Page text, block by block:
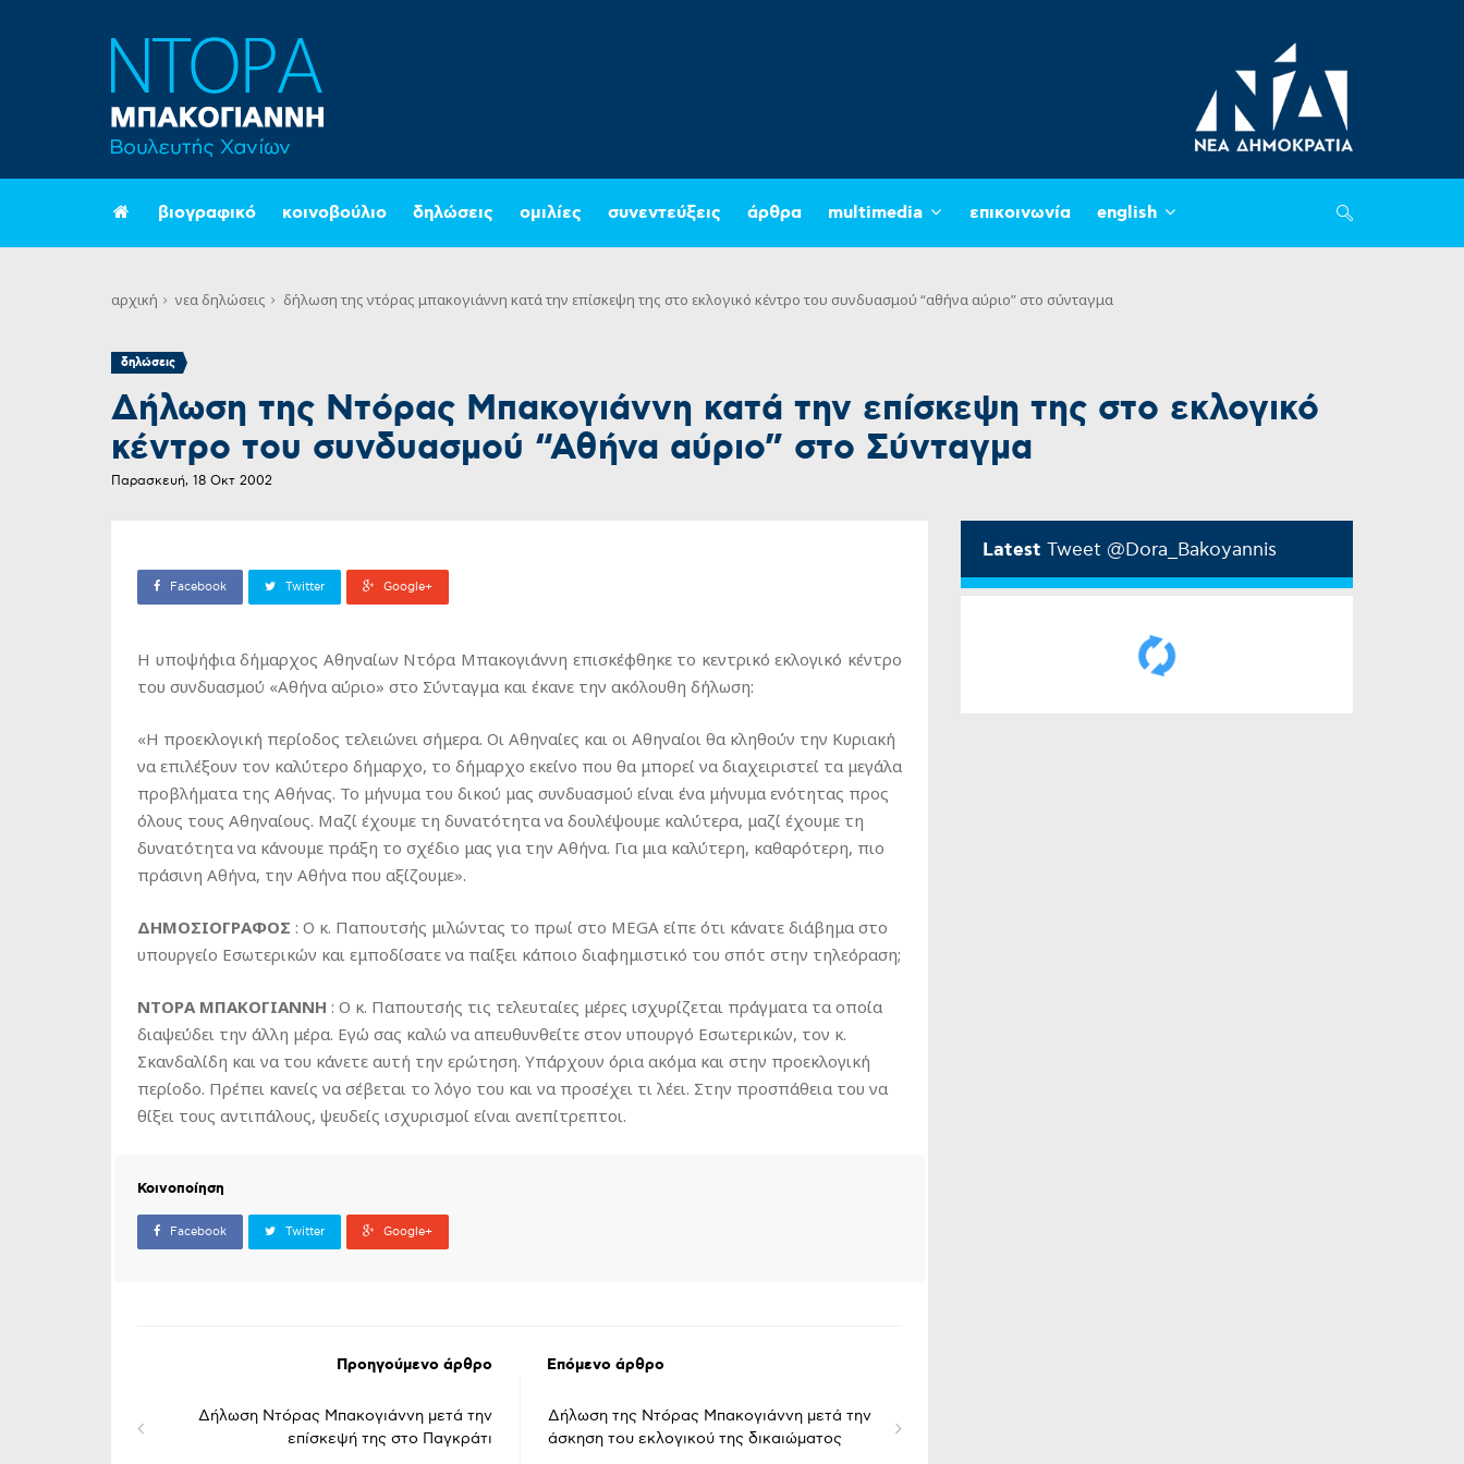
βιογραφικό κοινοβούλιο δηλώσεις ομιλίες συνεντεύξεις άρθρα multimedia επικοινωνία english
αρχική νεα δηλώσεις δήλωση της ντόρας μπακογιάννη κατά την επίσκεψη της στο εκλογικό κέντρο του συνδυασμού “αθήνα αύριο” στο σύνταγμα
δηλώσεις
Δήλωση της Ντόρας Μπακογιάννη κατά την επίσκεψη της στο εκλογικό
κέντρο του συνδυασμού “Αθήνα αύριο” στο Σύνταγμα
Παρασκευή, 18 Οκτ 2002
Facebook Twitter Google+
H υποψήφια δήμαρχος Αθηναίων Ντόρα Μπακογιάννη επισκέφθηκε το κεντρικό εκλογικό κέντρο
του συνδυασμού «Αθήνα αύριο» στο Σύνταγμα και έκανε την ακόλουθη δήλωση:
«Η προεκλογική περίοδος τελειώνει σήμερα. Οι Αθηναίες και οι Αθηναίοι θα κληθούν την Κυριακή
να επιλέξουν τον καλύτερο δήμαρχο, το δήμαρχο εκείνο που θα μπορεί να διαχειριστεί τα μεγάλα
προβλήματα της Αθήνας. Το μήνυμα του δικού μας συνδυασμού είναι ένα μήνυμα ενότητας προς
όλους τους Αθηναίους. Μαζί έχουμε τη δυνατότητα να δουλέψουμε καλύτερα, μαζί έχουμε τη
δυνατότητα να κάνουμε πράξη το σχέδιο μας για την Αθήνα. Για μια καλύτερη, καθαρότερη, πιο
πράσινη Αθήνα, την Αθήνα που αξίζουμε».
ΔΗΜΟΣΙΟΓΡΑΦΟΣ : Ο κ. Παπουτσής μιλώντας το πρωί στο MEGA είπε ότι κάνατε διάβημα στο
υπουργείο Εσωτερικών και εμποδίσατε να παίξει κάποιο διαφημιστικό του σπότ στην τηλεόραση;
ΝΤΟΡΑ ΜΠΑΚΟΓΙΑΝΝΗ : Ο κ. Παπουτσής τις τελευταίες μέρες ισχυρίζεται πράγματα τα οποία
διαψεύδει την άλλη μέρα. Εγώ σας καλώ να απευθυνθείτε στον υπουργό Εσωτερικών, τον κ.
Σκανδαλίδη και να του κάνετε αυτή την ερώτηση. Υπάρχουν όρια ακόμα και στην προεκλογική
περίοδο. Πρέπει κανείς να σέβεται το λόγο του και να προσέχει τι λέει. Στην προσπάθεια του να
θίξει τους αντιπάλους, ψευδείς ισχυρισμοί είναι ανεπίτρεπτοι.
Κοινοποίηση
Facebook Twitter Google+
Προηγούμενο άρθρο
Δήλωση Ντόρας Μπακογιάννη μετά την
επίσκεψή της στο Παγκράτι
Επόμενο άρθρο
Δήλωση της Ντόρας Μπακογιάννη μετά την
άσκηση του εκλογικού της δικαιώματος
Latest Tweet @Dora_Bakoyannis